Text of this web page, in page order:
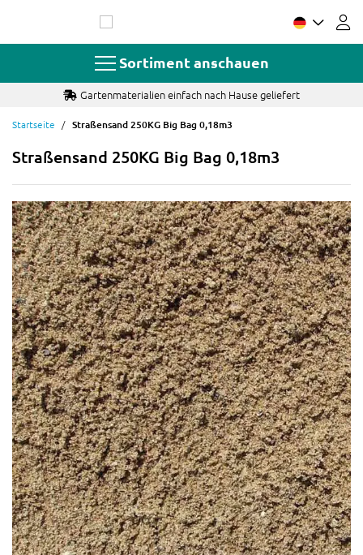
springen
Sortiment anschauen
Gartenmaterialien einfach nach Hause geliefert
Startseite Straßensand 250KG Big Bag 0,18m3
Straßensand 250KG Big Bag 0,18m3